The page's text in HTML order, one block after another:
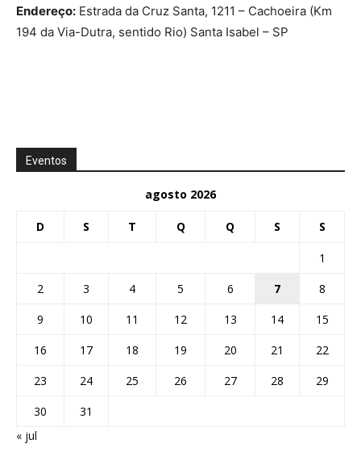
Endereço: Estrada da Cruz Santa, 1211 – Cachoeira (Km
194 da Via-Dutra, sentido Rio) Santa Isabel – SP
Eventos
agosto 2026
D S T Q Q S S
1
2
3 4 5 6 7
8
9
10 11 12 13 14
15
16
17 18 19 20 21
22
23
24 25 26 27 28
29
30
31
« jul